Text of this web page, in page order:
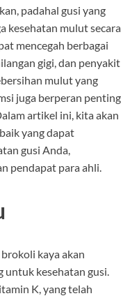
padahal gusi yang
kesehatan mulut secara
mencegah berbagai
gigi, dan penyakit
mulut yang
juga berperan penting
artikel ini, kita akan
yang dapat
gusi Anda,
pendapat para ahli.
kaya akan
untuk kesehatan gusi.
K, yang telah